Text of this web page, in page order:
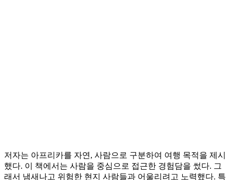
저자는 아프리카를 자연, 사람으로 구분하여 여행 목적을 제시
했다. 이 책에서는 사람을 중심으로 접근한 경험담을 썼다. 그
래서 냄새나고 위험한 현지 사람들과 어울리려고 노력했다. 특